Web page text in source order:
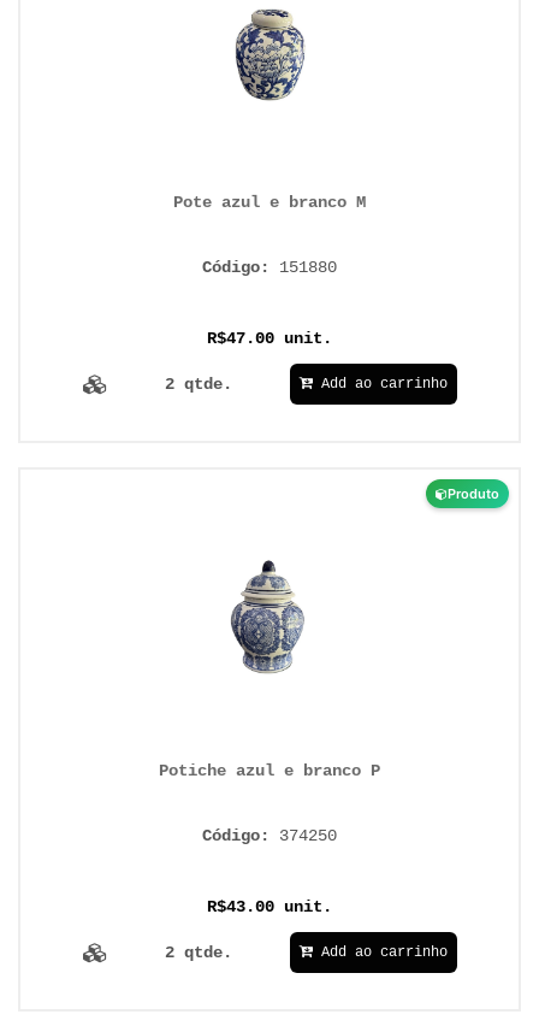
Pote azul e branco M
Código: 151880
R$47.00 unit.
2 qtde. Add ao carrinho
Produto
Potiche azul e branco P
Código: 374250
R$43.00 unit.
2 qtde. Add ao carrinho